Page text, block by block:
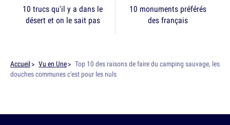
10 trucs qu'il y a dans le
désert et on le sait pas
10 monuments préférés
des français
Accueil Vu en Une
Top 10 des raisons de faire du camping sauvage, les
douches communes c'est pour les nuls